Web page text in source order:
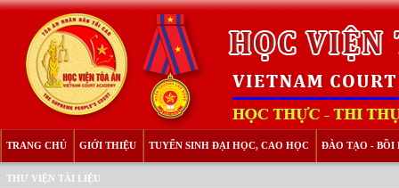
TRANG CHỦ GIỚI THIỆU TUYỂN SINH ĐẠI HỌC, CAO HỌC ĐÀO TẠO - BỒI
THƯ VIỆN TÀI LIỆU